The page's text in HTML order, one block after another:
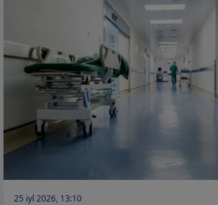
25 iyl 2026, 13:10